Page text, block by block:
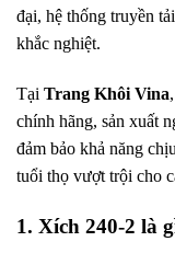
đại, hệ thống truyền
khắc nghiệt.
Tại Trang Khôi Vina
chính hãng, sản xuất
đảm bảo khả năng
tuổi thọ vượt trội cho
1. Xích 240-2 là